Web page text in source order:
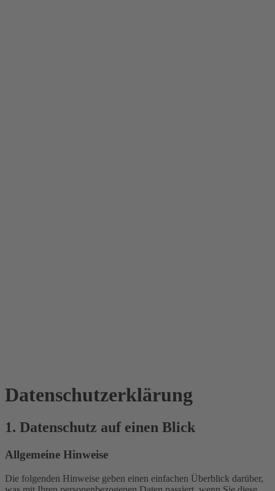
Datenschutz­erklärung
1. Datenschutz auf einen Blick
Allgemeine Hinweise
Die folgenden Hinweise geben einen einfachen Überblick darüber,